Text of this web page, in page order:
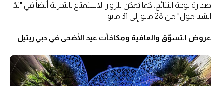
صدارة لوحة النتائج. كما يُمكن للزوار الاستمتاع بالتجربة أيضاً في "ندّ
الشبا مول" من 28 مايو إلى 31 مايو
عروض التسوّق والعافية ومكافآت عيد الأضحى في دبي ريتيل